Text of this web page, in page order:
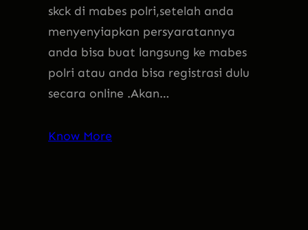
skck di mabes polri,setelah anda
menyenyiapkan persyaratannya
anda bisa buat langsung ke mabes
polri atau anda bisa registrasi dulu
secara online .Akan…
Know More